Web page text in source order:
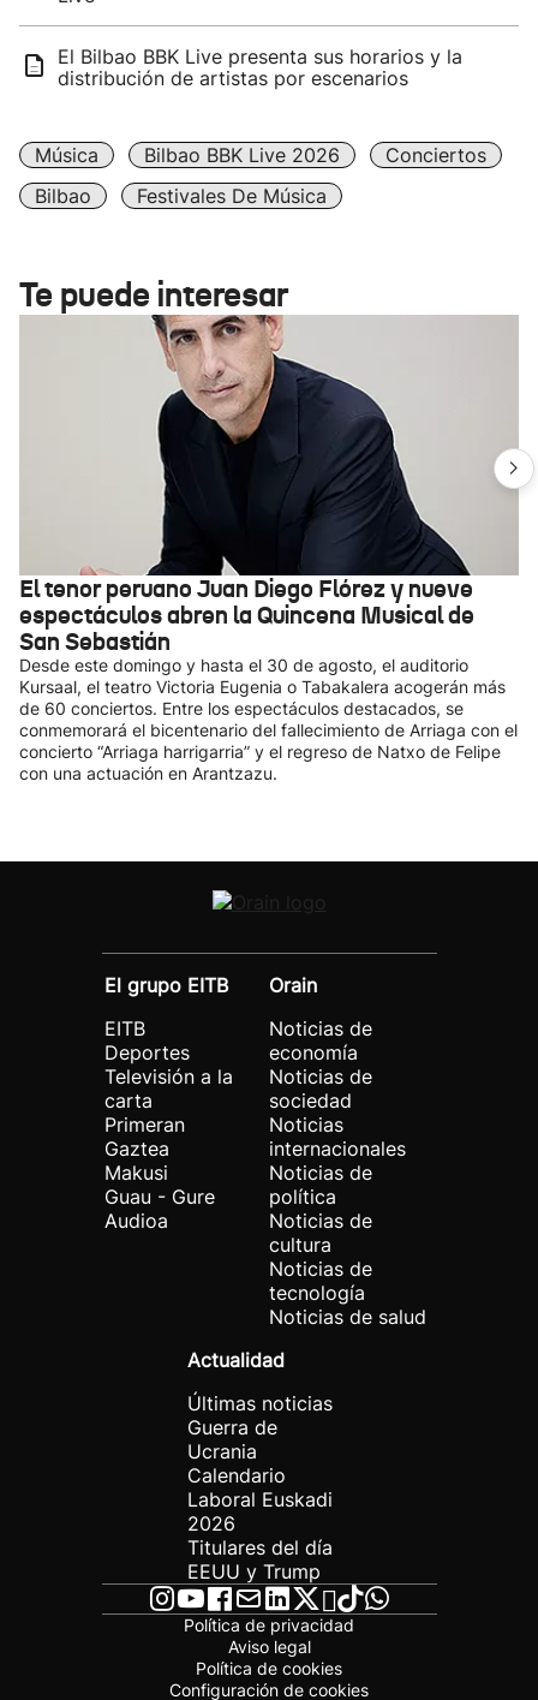
El Bilbao BBK Live presenta sus horarios y la
distribución de artistas por escenarios
Música Bilbao BBK Live 2026
Conciertos
Bilbao
Festivales De Música
Te puede interesar
El tenor peruano Juan Diego Flórez y nueve
espectáculos abren la Quincena Musical de
San Sebastián
Desde este domingo y hasta el 30 de agosto, el auditorio
Kursaal, el teatro Victoria Eugenia o Tabakalera acogerán más
de 60 conciertos. Entre los espectáculos destacados, se
conmemorará el bicentenario del fallecimiento de Arriaga con el
concierto “Arriaga harrigarria” y el regreso de Natxo de Felipe
con una actuación en Arantzazu.
El grupo EITB
EITB
Deportes
Televisión a la
carta
Primeran
Gaztea
Makusi
Guau - Gure
Audioa
Orain
Noticias de
economía
Noticias de
sociedad
Noticias
internacionales
Noticias de
política
Noticias de
cultura
Noticias de
tecnología
Noticias de salud
Actualidad
Últimas noticias
Guerra de
Ucrania
Calendario
Laboral Euskadi
2026
Titulares del día
EEUU y Trump
Política de privacidad
Aviso legal
Política de cookies
Configuración de cookies